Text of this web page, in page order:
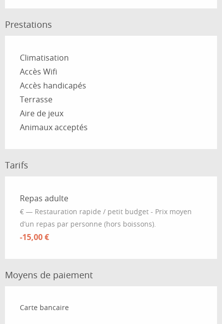
Prestations
Climatisation
Accès Wifi
Accès handicapés
Terrasse
Aire de jeux
Animaux acceptés
Tarifs
Tarifs 2026
Repas adulte
€ — Restauration rapide / petit budget - Prix moyen
d’un repas par personne (hors boissons).
-15,00 €
Moyens de paiement
Carte bancaire